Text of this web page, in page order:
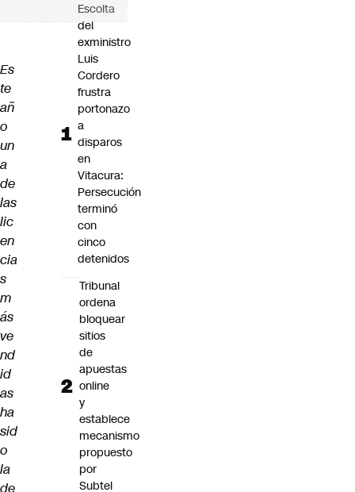
Es
te
añ
o
un
a
de
las
lic
en
cia
s
m
ás
ve
nd
id
as
ha
sid
o
la
de
Escolta
del
exministro
Luis
Cordero
frustra
portonazo
a
disparos
en
Vitacura:
Persecución
terminó
con
cinco
detenidos
Tribunal
ordena
bloquear
sitios
de
apuestas
online
y
establece
mecanismo
propuesto
por
Subtel